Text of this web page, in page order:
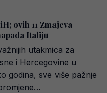
ovih 11 Zmajeva
Italiju
utakmica za
i Hercegovine u
godina, sve više pažnje